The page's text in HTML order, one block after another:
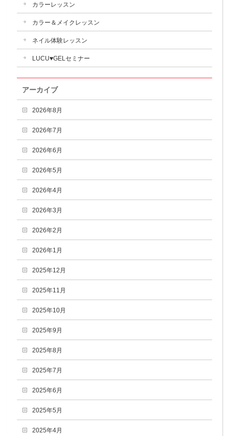
カラーレッスン
カラー＆メイクレッスン
ネイル体験レッスン
LUCU♥GELセミナー
アーカイブ
2026年8月
2026年7月
2026年6月
2026年5月
2026年4月
2026年3月
2026年2月
2026年1月
2025年12月
2025年11月
2025年10月
2025年9月
2025年8月
2025年7月
2025年6月
2025年5月
2025年4月